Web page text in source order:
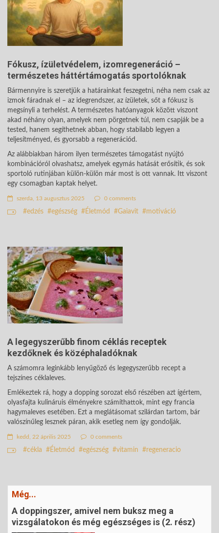
Fókusz, ízületvédelem, izomregeneráció –
természetes háttértámogatás sportolóknak
Bármennyire is szeretjük a határainkat feszegetni, néha nem csak az
izmok fáradnak el – az idegrendszer, az ízületek, sőt a fókusz is
megsínyli a terhelést. A természetes hatóanyagok között viszont
akad néhány olyan, amelyek nem pörgetnek túl, nem csapják be a
tested, hanem segíthetnek abban, hogy stabilabb legyen a
teljesítményed, és gyorsabb a regenerációd.
Az alábbiakban három ilyen természetes támogatást nyújtó
kombinációról olvashatsz, amelyek egymás hatását erősítik, és sok
sportoló rutinjában külön-külön már most is ott vannak. Itt viszont
egy csomagban kaptak helyet.
szerda, 13 augusztus 2025 0 comments
edzés egészség Életmód Gaiavit motiváció
A legegyszerűbb finom céklás receptek
kezdőknek és középhaladóknak
A számomra leginkább lenyűgöző és legegyszerűbb recept a
tejszínes céklaleves.
Emlékeztek rá, hogy a dopping sorozat első részében azt ígértem,
olyasfajta kulináruis élményekre számíthattok, mint egy francia
hagymaleves esetében. Ezt a meglátásomat szilárdan tartom, bár
valószínűleg lesznek páran, akik esetleg nem így gondolják.
kedd, 22 április 2025 0 comments
cékla Életmód egészség vitamin regeneracio
Még...
A doppingszer, amivel nem buksz meg a
vizsgálatokon és még egészséges is (2. rész)